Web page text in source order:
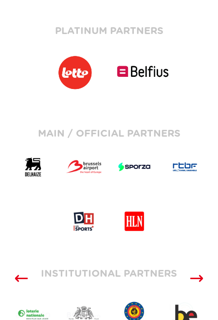
PLATINUM PARTNERS
MAIN / OFFICIAL PARTNERS
INSTITUTIONAL PARTNERS